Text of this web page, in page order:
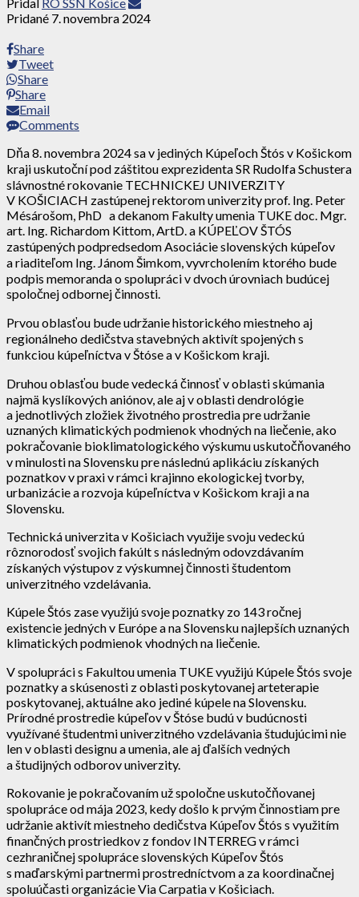
Pridané 7. novembra 2024
Share
Tweet
Share
Share
Email
Comments
Dňa 8. novembra 2024 sa v jediných Kúpeľoch Štós v Košickom
kraji uskutoční pod záštitou exprezidenta SR Rudolfa Schustera
slávnostné rokovanie TECHNICKEJ UNIVERZITY
V KOŠICIACH zastúpenej rektorom univerzity prof. Ing. Peter
Mésárošom, PhD a dekanom Fakulty umenia TUKE doc. Mgr.
art. Ing. Richardom Kittom, ArtD. a KÚPEĽOV ŠTÓS
zastúpených podpredsedom Asociácie slovenských kúpeľov
a riaditeľom Ing. Jánom Šimkom, vyvrcholením ktorého bude
podpis memoranda o spolupráci v dvoch úrovniach budúcej
spoločnej odbornej činnosti.
Prvou oblasťou bude udržanie historického miestneho aj
regionálneho dedičstva stavebných aktivít spojených s
funkciou kúpeľníctva v Štóse a v Košickom kraji.
Druhou oblasťou bude vedecká činnosť v oblasti skúmania
najmä kyslíkových aniónov, ale aj v oblasti dendrológie
a jednotlivých zložiek životného prostredia pre udržanie
uznaných klimatických podmienok vhodných na liečenie, ako
pokračovanie bioklimatologického výskumu uskutočňovaného
v minulosti na Slovensku pre následnú aplikáciu získaných
poznatkov v praxi v rámci krajinno ekologickej tvorby,
urbanizácie a rozvoja kúpeľníctva v Košickom kraji a na
Slovensku.
Technická univerzita v Košiciach využije svoju vedeckú
rôznorodosť svojich fakúlt s následným odovzdávaním
získaných výstupov z výskumnej činnosti študentom
univerzitného vzdelávania.
Kúpele Štós zase využijú svoje poznatky zo 143 ročnej
existencie jedných v Európe a na Slovensku najlepších uznaných
klimatických podmienok vhodných na liečenie.
V spolupráci s Fakultou umenia TUKE využijú Kúpele Štós svoje
poznatky a skúsenosti z oblasti poskytovanej arteterapie
poskytovanej, aktuálne ako jediné kúpele na Slovensku.
Prírodné prostredie kúpeľov v Štóse budú v budúcnosti
využívané študentmi univerzitného vzdelávania študujúcimi nie
len v oblasti designu a umenia, ale aj ďalších vedných
a študijných odborov univerzity.
Rokovanie je pokračovaním už spoločne uskutočňovanej
spolupráce od mája 2023, kedy došlo k prvým činnostiam pre
udržanie aktivít miestneho dedičstva Kúpeľov Štós s využitím
finančných prostriedkov z fondov INTERREG v rámci
cezhraničnej spolupráce slovenských Kúpeľov Štós
s maďarskými partnermi prostredníctvom a za koordinačnej
spoluúčasti organizácie Via Carpatia v Košiciach.